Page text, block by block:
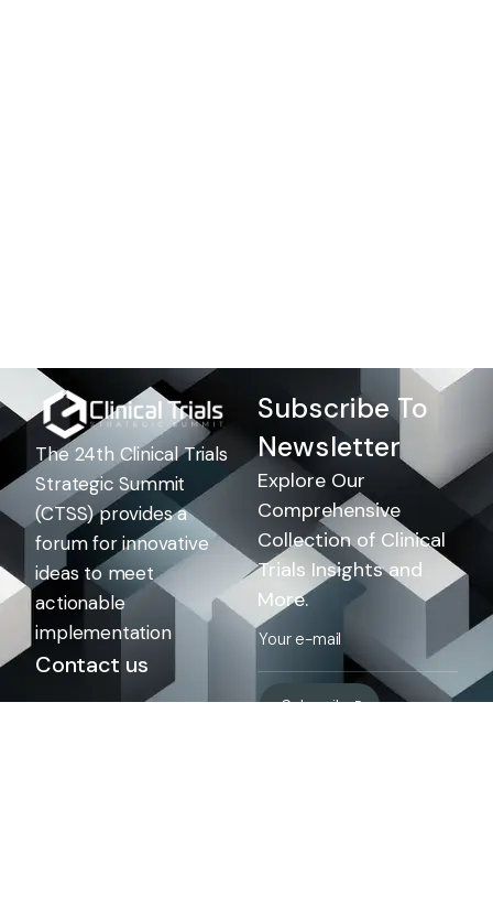
The 24th Clinical Trials
Strategic Summit
(CTSS) provides a
forum for innovative
ideas to meet
actionable
implementation
Contact us
Subscribe To
Newsletter
Explore Our
Comprehensive
Collection of Clinical
Trials Insights and
More.
Subscribe